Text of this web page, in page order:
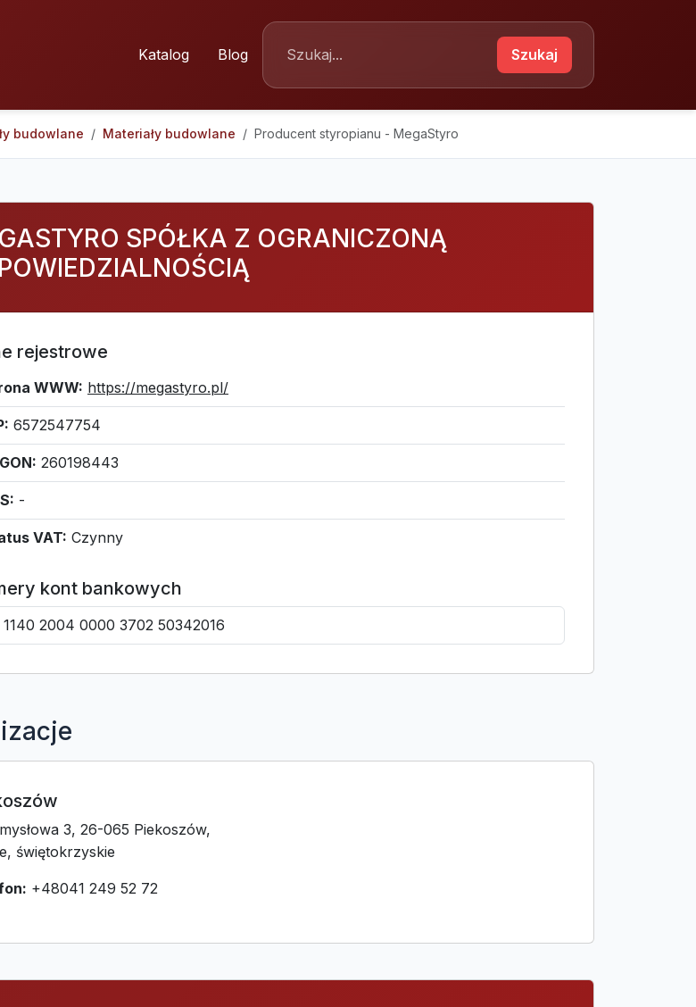
Katalog Blog Szukaj
budowlane Materiały budowlane Producent styropianu - MegaStyro
SPÓŁKA Z OGRANICZONĄ
rejestrowe
WWW: https://megastyro.pl/
6572547754
260198443
-
VAT: Czynny
kont bankowych
1140 2004 0000 3702 50342016
3, 26-065 Piekoszów,
świętokrzyskie
+48041 249 52 72